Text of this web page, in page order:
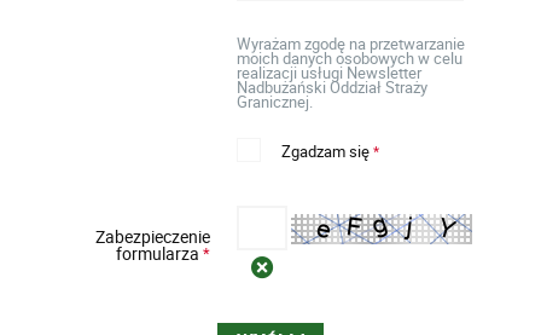
Wyrażam zgodę na przetwarzanie
moich danych osobowych w celu
realizacji usługi Newsletter
Nadbużański Oddział Straży
Granicznej.
Zgadzam się*
Zabezpieczenie
formularza*